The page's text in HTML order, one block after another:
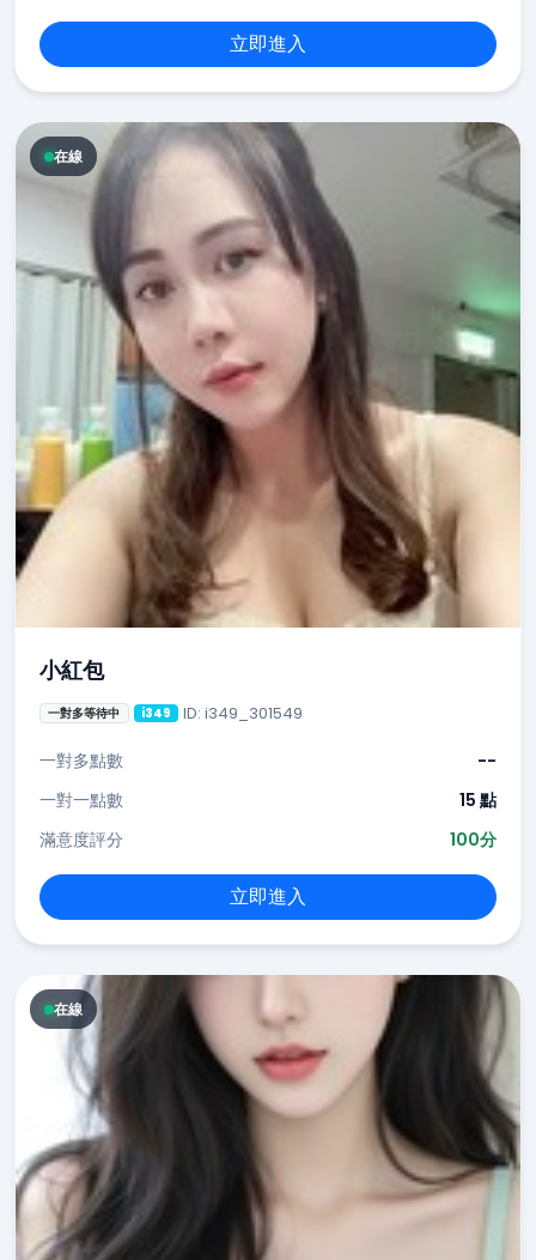
立即進入
在線
小紅包
一對多等待中 i349 ID: i349_301549
一對多點數
--
一對一點數
15 點
滿意度評分
100分
立即進入
在線